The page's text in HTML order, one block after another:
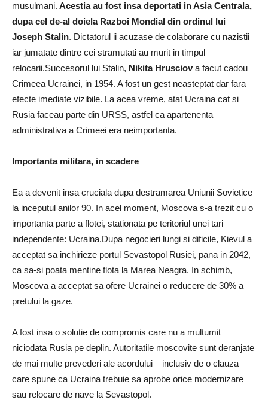
musulmani. Acestia au fost insa deportati in Asia Centrala,
dupa cel de-al doiela Razboi Mondial din ordinul lui
Joseph Stalin. Dictatorul ii acuzase de colaborare cu nazistii
iar jumatate dintre cei stramutati au murit in timpul
relocarii.Succesorul lui Stalin, Nikita Hrusciova facut cadou
Crimeea Ucrainei, in 1954. A fost un gest neasteptat dar fara
efecte imediate vizibile. La acea vreme, atat Ucraina cat si
Rusia faceau parte din URSS, astfel ca apartenenta
administrativa a Crimeei era neimportanta.
Importanta militara, in scadere
Ea a devenit insa cruciala dupa destramarea Uniunii Sovietice
la inceputul anilor 90. In acel moment, Moscova s-a trezit cu o
importanta parte a flotei, stationata pe teritoriul unei tari
independente: Ucraina.Dupa negocieri lungi si dificile, Kievul a
acceptat sa inchirieze portul Sevastopol Rusiei, pana in 2042,
ca sa-si poata mentine flota la Marea Neagra. In schimb,
Moscova a acceptat sa ofere Ucrainei o reducere de 30% a
pretului la gaze.
A fost insa o solutie de compromis care nu a multumit
niciodata Rusia pe deplin. Autoritatile moscovite sunt deranjate
de mai multe prevederi ale acordului – inclusiv de o clauza
care spune ca Ucraina trebuie sa aprobe orice modernizare
sau relocare de nave la Sevastopol.